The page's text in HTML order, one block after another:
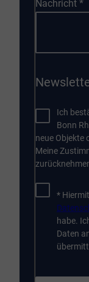
Nachricht*
Ich
Bonn
neue Objekte
Meine
*
habe.
Daten